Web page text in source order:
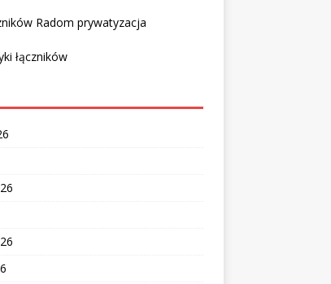
Radom prywatyzacja
łączników